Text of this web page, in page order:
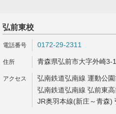
弘前東校
0172-29-2311
青森県弘前市大字外崎3-
弘南鉄道弘南線 運動公
弘南鉄道弘南線 弘前東
JR奥羽本線(新庄～青森)